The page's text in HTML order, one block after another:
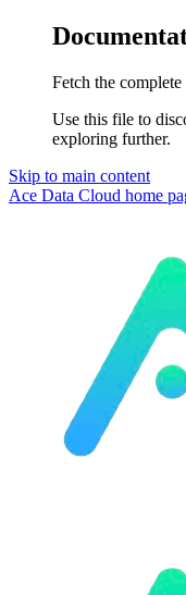
Fetch the
Use this file to
exploring further.
Skip to main content
Ace Data Cloud home